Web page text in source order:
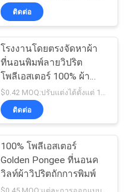
ติดต่อ
โรงงานโดยตรงจัดหาผ้า
ที่นอนพิมพ์ลายวิปริต
โพลีเอสเตอร์ 100% ผ้า
พิมพ์ผงทอง
$0.42 MOQ:ปรับแต่งได้ตั้งแต่ 1,000 เมตรต่อการออกแบบ
ติดต่อ
100% โพลีเอสเตอร์
Golden Pongee ที่นอนค
วิลท์ผ้าวิปริตถักการพิมพ์